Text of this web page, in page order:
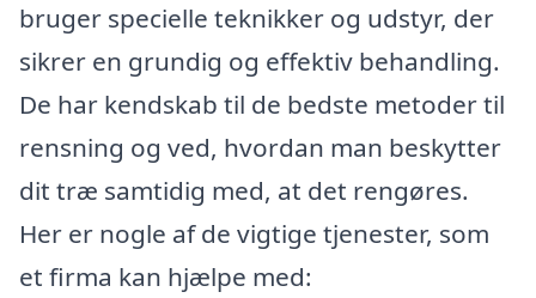
bruger specielle teknikker og udstyr, der
sikrer en grundig og effektiv behandling.
De har kendskab til de bedste metoder til
rensning og ved, hvordan man beskytter
dit træ samtidig med, at det rengøres.
Her er nogle af de vigtige tjenester, som
et firma kan hjælpe med: